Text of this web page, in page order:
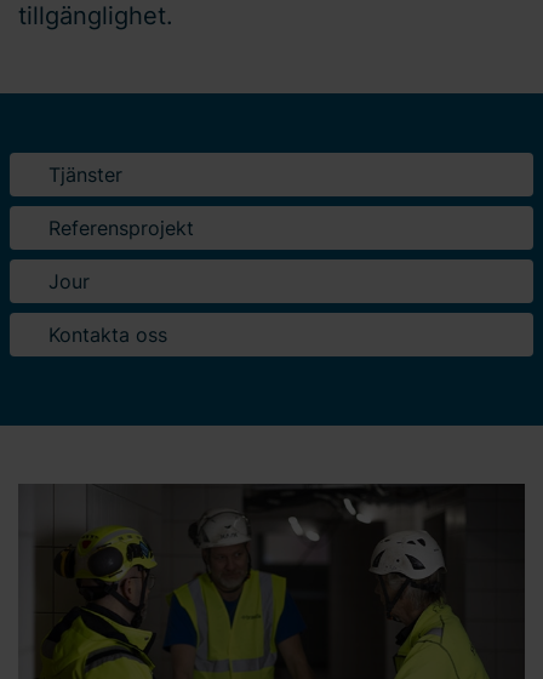
tillgänglighet.
Tjänster
Referensprojekt
Jour
Kontakta oss